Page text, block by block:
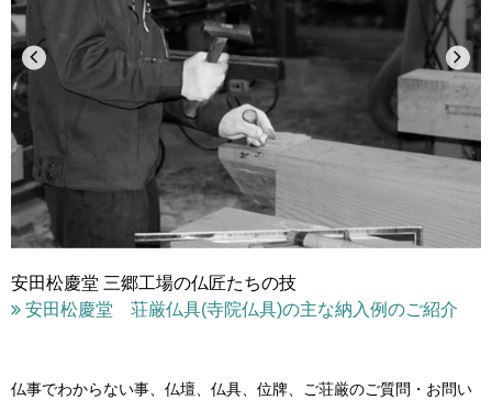
安田松慶堂 三郷工場の仏匠たちの技
安田松慶堂 荘厳仏具(寺院仏具)の主な納入例のご紹介
仏事でわからない事、仏壇、仏具、位牌、ご荘厳のご質問・お問い